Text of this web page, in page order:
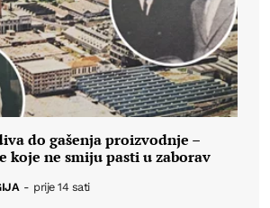
do gašenja proizvodnje –
koje ne smiju pasti u zaborav
- prije 14 sati